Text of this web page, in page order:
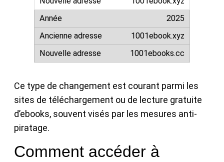
2025
1001ebook.xyz
1001ebooks.cc
Ce type de changement est courant parmi les
sites de téléchargement ou de lecture gratuite
d’ebooks, souvent visés par les mesures anti-
piratage.
Comment accéder à